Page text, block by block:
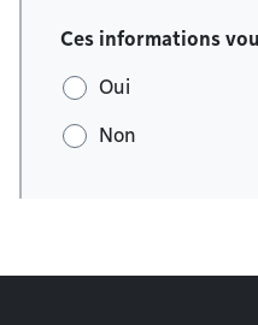
Ces informations
Oui
Non